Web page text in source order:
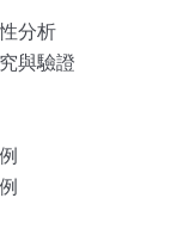
分析
與驗證